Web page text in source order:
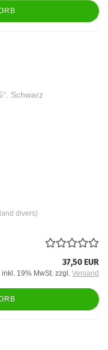
divers)
37,50 EUR
inkl. 19% MwSt. zzgl. Versand